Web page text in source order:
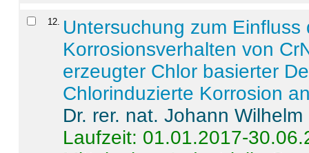
12
Untersuchung zum
Korrosionsverhalten von
erzeugter Chlor basierter
Chlorinduzierte Korrosion
Dr. rer. nat. Johann
Laufzeit: 01.01.2017-